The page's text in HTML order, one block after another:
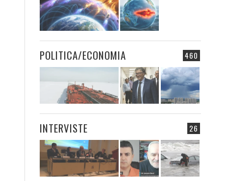
460
POLITICA/ECONOMIA
26
INTERVISTE